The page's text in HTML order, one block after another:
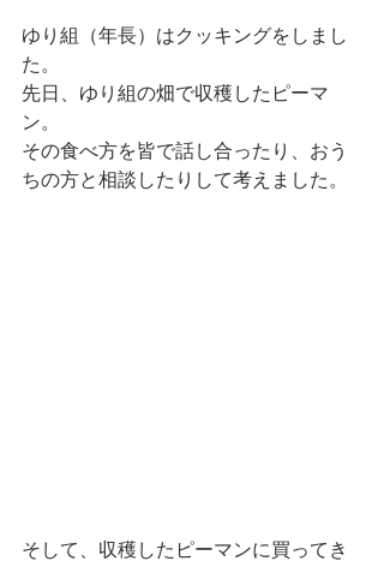
ゆり組（年長）はクッキングをしまし
た。
先日、ゆり組の畑で収穫したピーマ
ン。
その食べ方を皆で話し合ったり、おう
ちの方と相談したりして考えました。
そして、収穫したピーマンに買ってき